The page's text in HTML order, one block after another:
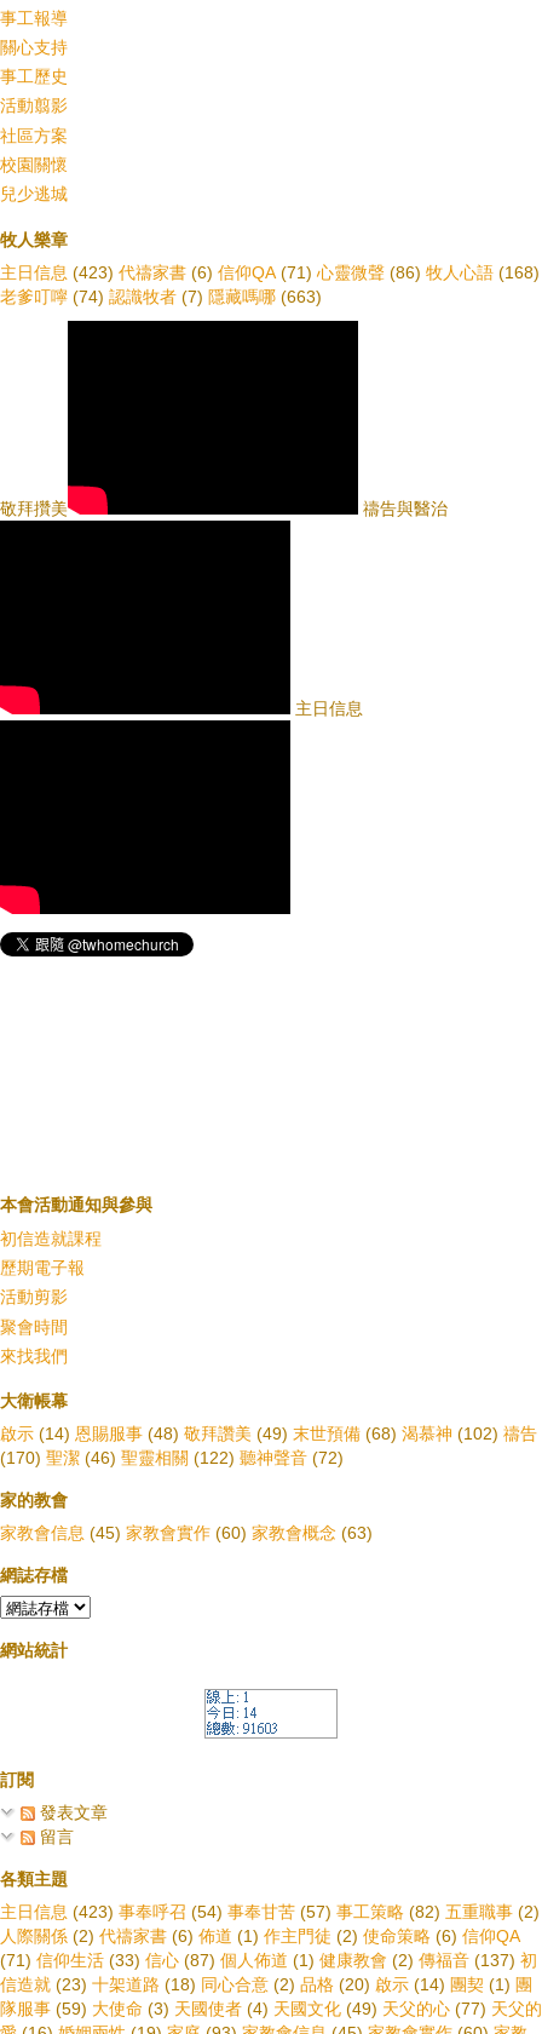
事工報導
關心支持
事工歷史
活動翦影
社區方案
校園關懷
兒少逃城
牧人樂章
主日信息 (423) 代禱家書 (6) 信仰QA (71) 心靈微聲 (86) 牧人心語 (168)
老爹叮嚀 (74) 認識牧者 (7) 隱藏嗎哪 (663)
敬拜攢美 禱告與醫治
主日信息
本會活動通知與參與
初信造就課程
歷期電子報
活動剪影
聚會時間
來找我們
大衛帳幕
啟示 (14) 恩賜服事 (48) 敬拜讚美 (49) 末世預備 (68) 渴慕神 (102) 禱告
(170) 聖潔 (46) 聖靈相關 (122) 聽神聲音 (72)
家的教會
家教會信息 (45) 家教會實作 (60) 家教會概念 (63)
網誌存檔
網站統計
訂閱
發表文章
留言
各類主題
主日信息 (423) 事奉呼召 (54) 事奉甘苦 (57) 事工策略 (82) 五重職事 (2)
人際關係 (2) 代禱家書 (6) 佈道 (1) 作主門徒 (2) 使命策略 (6) 信仰QA
(71) 信仰生活 (33) 信心 (87) 個人佈道 (1) 健康教會 (2) 傳福音 (137) 初
信造就 (23) 十架道路 (18) 同心合意 (2) 品格 (20) 啟示 (14) 團契 (1) 團
隊服事 (59) 大使命 (3) 天國使者 (4) 天國文化 (49) 天父的心 (77) 天父的